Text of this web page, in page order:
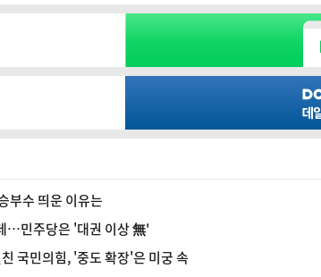
부수 띄운 이유는
…민주당은 '대권 이상 無'
국민의힘, '중도 확장'은 미궁 속